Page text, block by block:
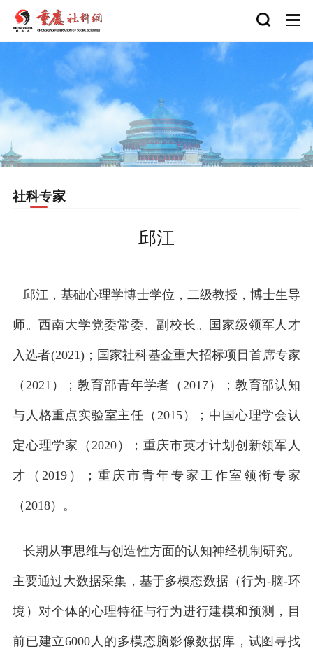
社科专家
邱江
邱江，基础心理学博士学位，二级教授，博士生导
师。西南大学党委常委、副校长。国家级领军人才
入选者(2021)；国家社科基金重大招标项目首席专家
（2021）；教育部青年学者（2017）；教育部认知
与人格重点实验室主任（2015）；中国心理学会认
定心理学家（2020）；重庆市英才计划创新领军人
才（2019）；重庆市青年专家工作室领衔专家
（2018）。
长期从事思维与创造性方面的认知神经机制研究。
主要通过大数据采集，基于多模态数据（行为-脑-环
境）对个体的心理特征与行为进行建模和预测，目
前已建立6000人的多模态脑影像数据库，试图寻找